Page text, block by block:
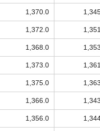
1,370.0
1,372.0
1,368.0
1,373.0
1,375.0
1,366.0
1,356.0